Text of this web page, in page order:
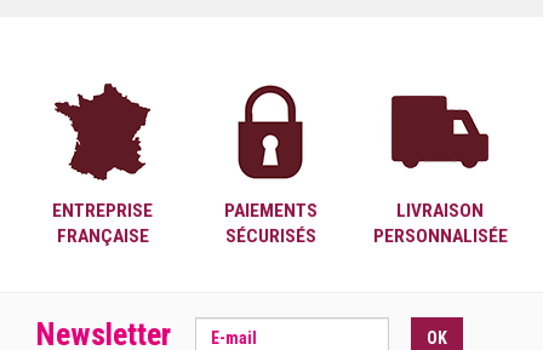
ENTREPRISE
FRANÇAISE
PAIEMENTS
SÉCURISÉS
LIVRAISON
PERSONNALISÉE
Newsletter OK